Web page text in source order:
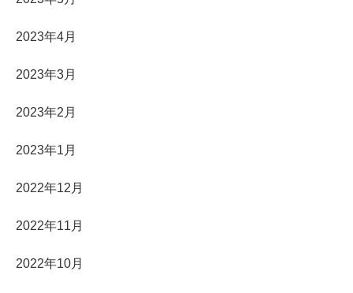
2023年4月
2023年3月
2023年2月
2023年1月
2022年12月
2022年11月
2022年10月